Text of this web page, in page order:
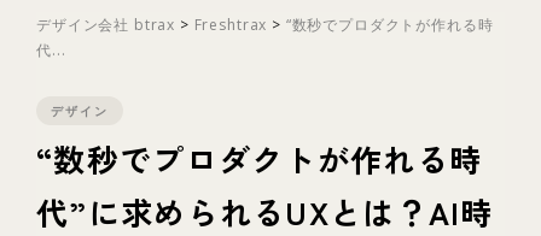
イノベーション
テクノロジー
デザイン会社 btrax > Freshtrax > “数秒でプロダクトが作れる時
代...
デザイン
“数秒でプロダクトが作れる時
代”に求められるUXとは？AI時